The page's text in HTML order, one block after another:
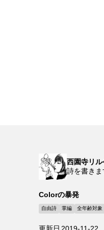
西園寺リ
詩を書き
Colorの暴発
自由詩 掌編 全年齢対象